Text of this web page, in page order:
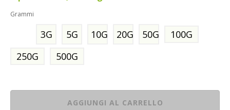
Grammi
3G 5G 10G 20G 50G
100G
250G
500G
AGGIUNGI AL CARRELLO